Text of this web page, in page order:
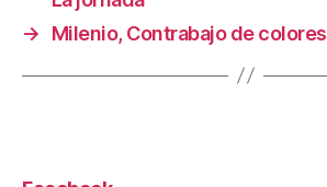
→
Milenio, Contrabajo de colores